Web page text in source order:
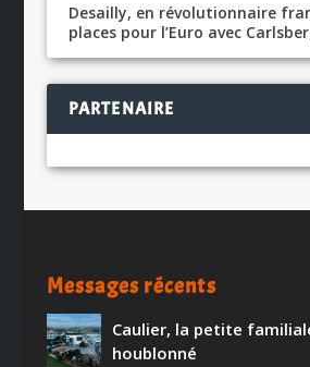
Desailly, en révolutionnaire
places pour l’Euro avec
PARTENAIRE
Messages récents
Caulier, la petite
houblonné